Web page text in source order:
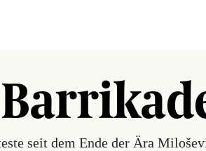
seit dem Ende der Ära